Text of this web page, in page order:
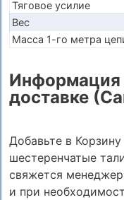
Тяговое усилие
Вес
Масса 1-го метра
Информация
доставке
Добавьте в
шестеренчатые
свяжется
и при